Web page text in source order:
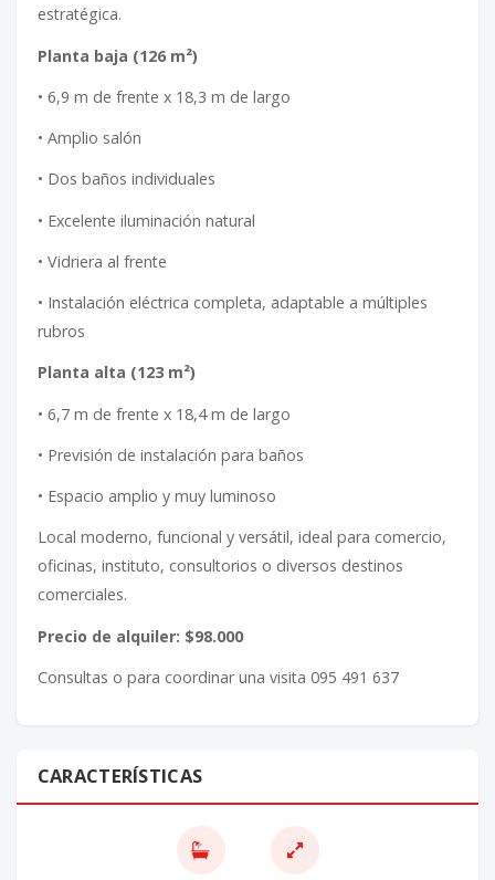
estratégica.
Planta baja (126 m²)
• 6,9 m de frente x 18,3 m de largo
• Amplio salón
• Dos baños individuales
• Excelente iluminación natural
• Vidriera al frente
• Instalación eléctrica completa, adaptable a múltiples
rubros
Planta alta (123 m²)
• 6,7 m de frente x 18,4 m de largo
• Previsión de instalación para baños
• Espacio amplio y muy luminoso
Local moderno, funcional y versátil, ideal para comercio,
oficinas, instituto, consultorios o diversos destinos
comerciales.
Precio de alquiler: $98.000
Consultas o para coordinar una visita 095 491 637
CARACTERÍSTICAS